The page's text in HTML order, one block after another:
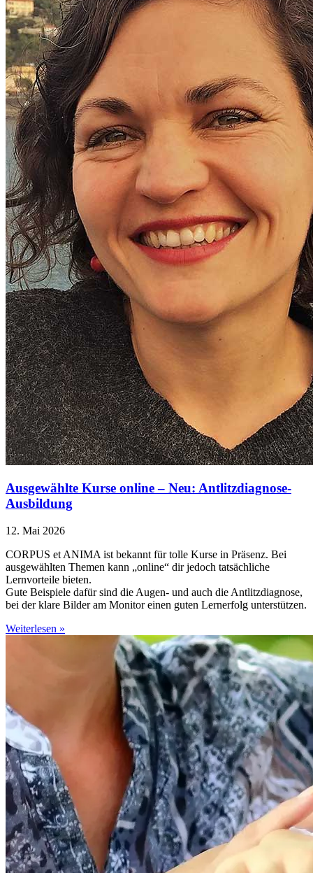
Ausgewählte Kurse online – Neu: Antlitzdiagnose-
Ausbildung
12. Mai 2026
CORPUS et ANIMA ist bekannt für tolle Kurse in Präsenz. Bei
ausgewählten Themen kann „online“ dir jedoch tatsächliche
Lernvorteile bieten.
Gute Beispiele dafür sind die Augen- und auch die Antlitzdiagnose,
bei der klare Bilder am Monitor einen guten Lernerfolg unterstützen.
Weiterlesen »